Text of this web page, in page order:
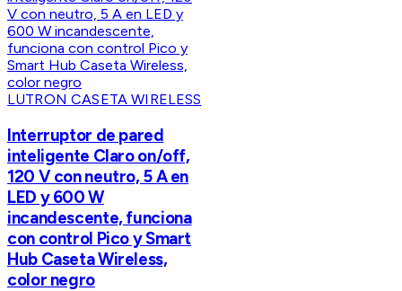
LUTRON CASETA WIRELESS
Interruptor de pared
inteligente Claro on/off,
120 V con neutro, 5 A en
LED y 600 W
incandescente, funciona
con control Pico y Smart
Hub Caseta Wireless,
color negro